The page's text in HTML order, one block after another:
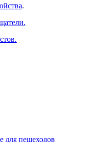
.
для пешеходов